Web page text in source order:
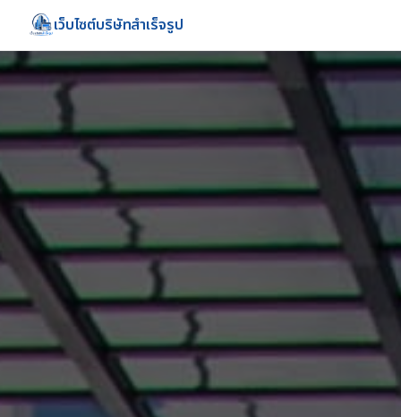
เว็บไซต์บริษัทสำเร็จรูป